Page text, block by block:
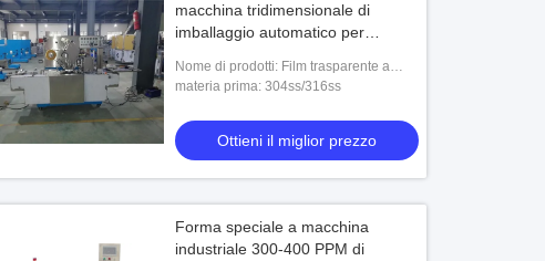
macchina tridimensionale di
imballaggio automatico per
Nome di prodotti: Film trasparente a
macchina tridimensionale di imballaggio
materia prima: 304ss/316ss
Ottieni il miglior prezzo
Forma speciale a macchina
industriale 300-400 PPM di